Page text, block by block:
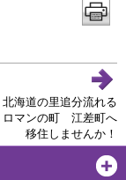
北海道の里追分流れる
ロマンの町 江差町へ
移住しませんか！